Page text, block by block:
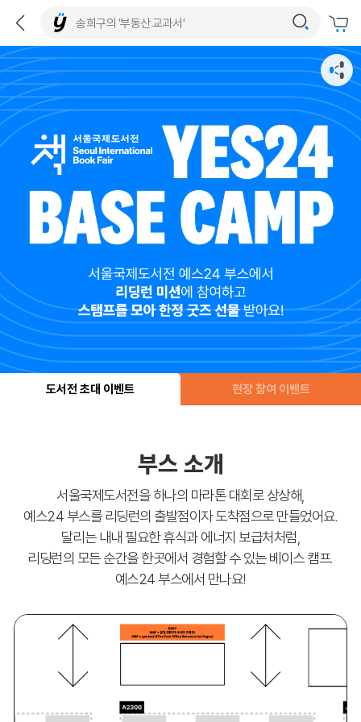
도서전 초대 이벤트 현장 참여 이벤트
부스 소개
서울국제도서전을 하나의 마라톤 대회로 상상해,
예스24 부스를 리딩런의 출발점이자 도착점으로 만들었어요.
달리는 내내 필요한 휴식과 에너지 보급처처럼,
리딩런의 모든 순간을 한곳에서 경험할 수 있는 베이스 캠프.
예스24 부스에서 만나요!